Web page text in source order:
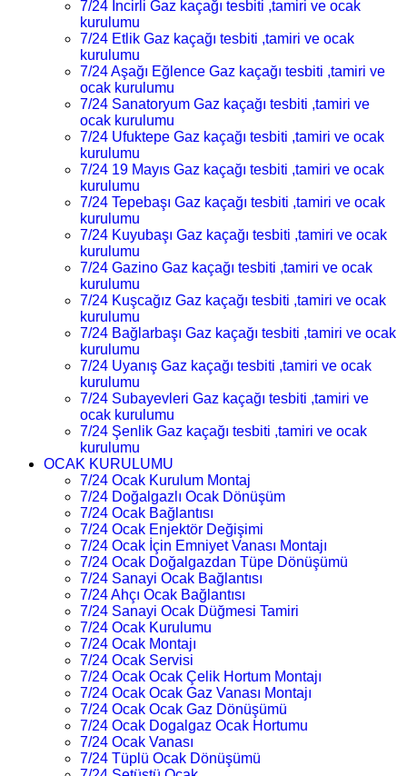
7/24 İncirli Gaz kaçağı tesbiti ,tamiri ve ocak
kurulumu
7/24 Etlik Gaz kaçağı tesbiti ,tamiri ve ocak
kurulumu
7/24 Aşağı Eğlence Gaz kaçağı tesbiti ,tamiri ve
ocak kurulumu
7/24 Sanatoryum Gaz kaçağı tesbiti ,tamiri ve
ocak kurulumu
7/24 Ufuktepe Gaz kaçağı tesbiti ,tamiri ve ocak
kurulumu
7/24 19 Mayıs Gaz kaçağı tesbiti ,tamiri ve ocak
kurulumu
7/24 Tepebaşı Gaz kaçağı tesbiti ,tamiri ve ocak
kurulumu
7/24 Kuyubaşı Gaz kaçağı tesbiti ,tamiri ve ocak
kurulumu
7/24 Gazino Gaz kaçağı tesbiti ,tamiri ve ocak
kurulumu
7/24 Kuşcağız Gaz kaçağı tesbiti ,tamiri ve ocak
kurulumu
7/24 Bağlarbaşı Gaz kaçağı tesbiti ,tamiri ve ocak
kurulumu
7/24 Uyanış Gaz kaçağı tesbiti ,tamiri ve ocak
kurulumu
7/24 Subayevleri Gaz kaçağı tesbiti ,tamiri ve
ocak kurulumu
7/24 Şenlik Gaz kaçağı tesbiti ,tamiri ve ocak
kurulumu
OCAK KURULUMU
7/24 Ocak Kurulum Montaj
7/24 Doğalgazlı Ocak Dönüşüm
7/24 Ocak Bağlantısı
7/24 Ocak Enjektör Değişimi
7/24 Ocak İçin Emniyet Vanası Montajı
7/24 Ocak Doğalgazdan Tüpe Dönüşümü
7/24 Sanayi Ocak Bağlantısı
7/24 Ahçı Ocak Bağlantısı
7/24 Sanayi Ocak Düğmesi Tamiri
7/24 Ocak Kurulumu
7/24 Ocak Montajı
7/24 Ocak Servisi
7/24 Ocak Ocak Çelik Hortum Montajı
7/24 Ocak Ocak Gaz Vanası Montajı
7/24 Ocak Ocak Gaz Dönüşümü
7/24 Ocak Dogalgaz Ocak Hortumu
7/24 Ocak Vanası
7/24 Tüplü Ocak Dönüşümü